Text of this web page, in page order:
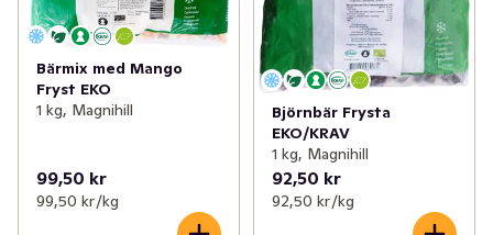
Bärmix med Mango
Fryst EKO
1 kg, Magnihill
99,50 kr
99,50 kr /kg
Björnbär Frysta
EKO/KRAV
1 kg, Magnihill
92,50 kr
92,50 kr /kg